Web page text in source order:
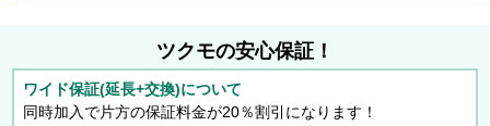
ツクモの安心保証！
ワイド保証(延長+交換)について
同時加入で片方の保証料金が20％割引になります！